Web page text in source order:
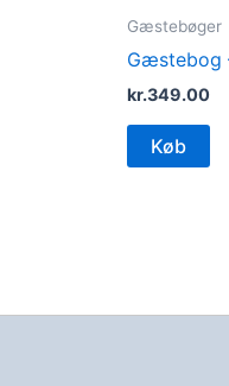
Gæstebøger
Gæstebog
kr.349.00
Køb